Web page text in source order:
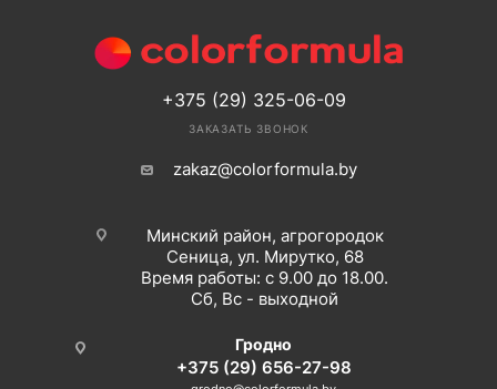
+375 (29) 325-06-09
ЗАКАЗАТЬ ЗВОНОК
zakaz@colorformula.by
Минский район, агрогородок
Сеница, ул. Мирутко, 68
Время работы: с 9.00 до 18.00.
Сб, Вс - выходной
Гродно
+375 (29) 656-27-98